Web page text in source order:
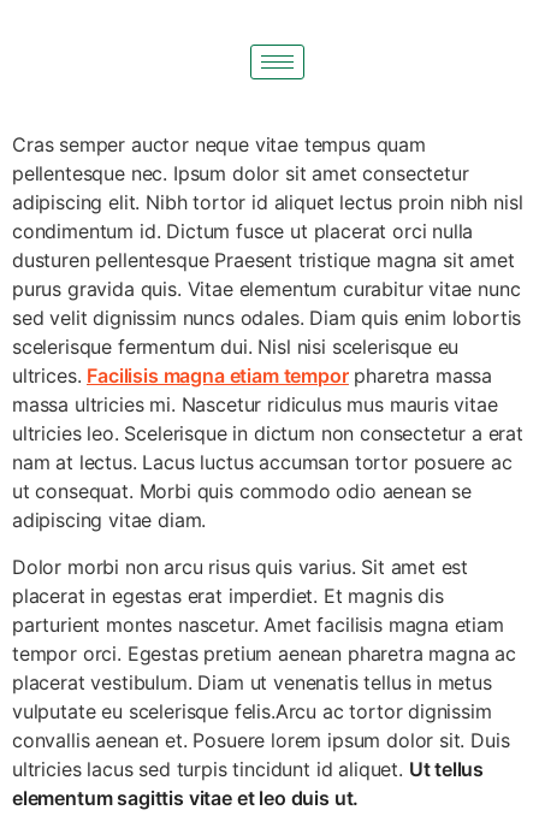
Cras semper auctor neque vitae tempus quam
pellentesque nec. Ipsum dolor sit amet consectetur
adipiscing elit. Nibh tortor id aliquet lectus proin nibh nisl
condimentum id. Dictum fusce ut placerat orci nulla
dusturen pellentesque Praesent tristique magna sit amet
purus gravida quis. Vitae elementum curabitur vitae nunc
sed velit dignissim nuncs odales. Diam quis enim lobortis
scelerisque fermentum dui. Nisl nisi scelerisque eu
ultrices. Facilisis magna etiam temporpharetra massa
massa ultricies mi. Nascetur ridiculus mus mauris vitae
ultricies leo. Scelerisque in dictum non consectetur a erat
nam at lectus. Lacus luctus accumsan tortor posuere ac
ut consequat. Morbi quis commodo odio aenean se
adipiscing vitae diam.
Dolor morbi non arcu risus quis varius. Sit amet est
placerat in egestas erat imperdiet. Et magnis dis
parturient montes nascetur. Amet facilisis magna etiam
tempor orci. Egestas pretium aenean pharetra magna ac
placerat vestibulum. Diam ut venenatis tellus in metus
vulputate eu scelerisque felis.Arcu ac tortor dignissim
convallis aenean et. Posuere lorem ipsum dolor sit. Duis
ultricies lacus sed turpis tincidunt id aliquet. Ut tellus
elementum sagittis vitae et leo duis ut.